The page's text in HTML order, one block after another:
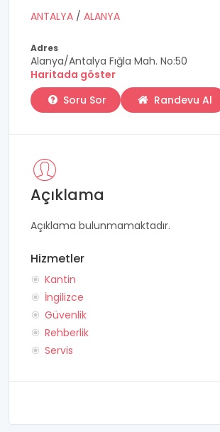
ANTALYA / ALANYA
Adres
Alanya/Antalya Fığla Mah. No:50
Haritada göster
Soru Sor
Randevu Al
Açıklama
Açıklama bulunmamaktadır.
Hizmetler
Kantin
İngilizce
Güvenlik
Rehberlik
Servis